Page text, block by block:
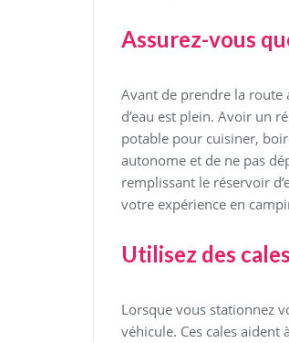
Assurez-vous
Avant de prendre la route
d’eau est plein. Avoir un
potable pour cuisiner,
autonome et de ne pas
remplissant le réservoir
votre expérience en
Utilisez des
Lorsque vous stationnez
véhicule. Ces cales